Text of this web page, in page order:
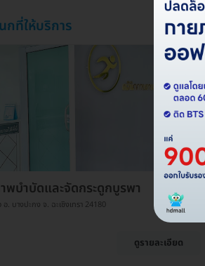
กที่ให้บริการ
พบำบัดและจัดกระดูกบูรพา
. บางปะกง จ. ฉะเชิงเทรา 24180
ดูรายละเอียด